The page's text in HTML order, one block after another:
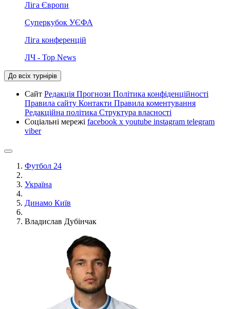
Ліга Європи
Суперкубок УЄФА
Ліга конференцій
ЛЧ - Top News
До всіх турнірів
Сайт Редакція Прогнози Політика конфіденційності
Правила сайту Контакти Правила коментування
Редакційна політика Структура власності
Соціальні мережі facebook x youtube instagram telegram
viber
Футбол 24
Україна
Динамо Київ
Владислав Дубінчак